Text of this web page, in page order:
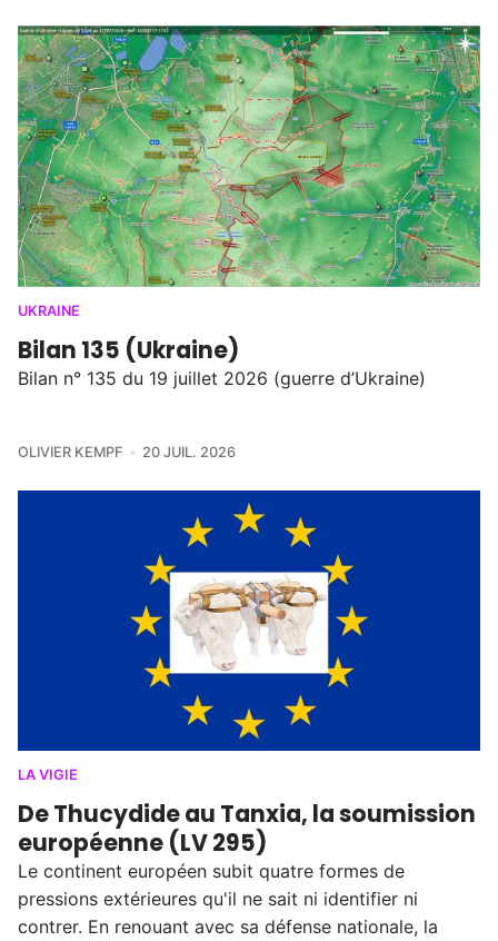
UKRAINE
Bilan 135 (Ukraine)
Bilan n° 135 du 19 juillet 2026 (guerre d’Ukraine)
OLIVIER KEMPF 20 JUIL. 2026
LA VIGIE
De Thucydide au Tanxia, la soumission
européenne (LV 295)
Le continent européen subit quatre formes de
pressions extérieures qu'il ne sait ni identifier ni
contrer. En renouant avec sa défense nationale, la